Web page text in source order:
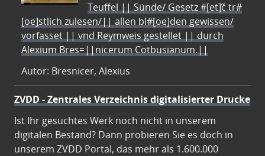
Teuffel || Sünde/ Gesetz #[et]c̃ tr#
[oe]stlich zulesen/|| allen bl#[oe]den gewissen/
vorfasset || vnd Reymweis gestellet || durch
Alexium Bres=||nicerum Cotbusianum.||
Autor: Bresnicer, Alexius
ZVDD - Zentrales Verzeichnis digitalisierter Drucke
Ist Ihr gesuchtes Werk noch nicht in unserem
digitalen Bestand? Dann probieren Sie es doch in
unserem ZVDD Portal, das mehr als 1.600.000